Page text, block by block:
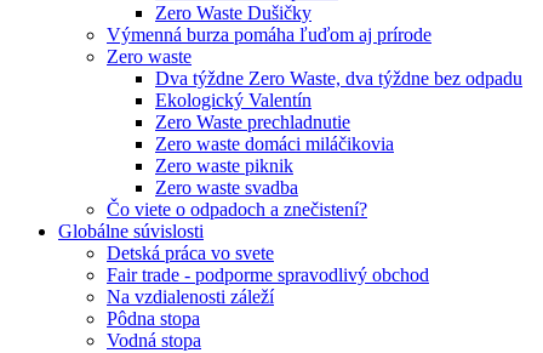
Zero Waste Dušičky
Výmenná burza pomáha ľuďom aj prírode
Zero waste
Dva týždne Zero Waste, dva týždne bez odpadu
Ekologický Valentín
Zero Waste prechladnutie
Zero waste domáci miláčikovia
Zero waste piknik
Zero waste svadba
Čo viete o odpadoch a znečistení?
Globálne súvislosti
Detská práca vo svete
Fair trade - podporme spravodlivý obchod
Na vzdialenosti záleží
Pôdna stopa
Vodná stopa